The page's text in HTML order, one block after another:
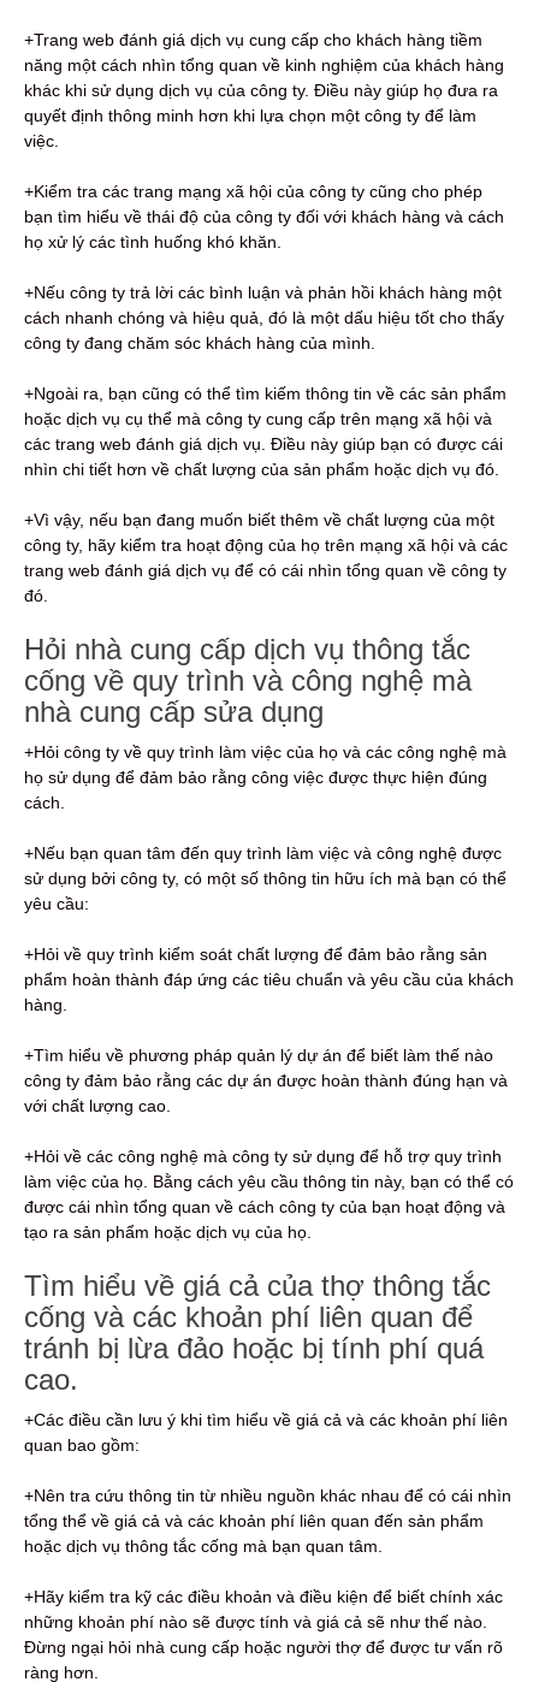
+Trang web đánh giá dịch vụ cung cấp cho khách hàng tiềm
năng một cách nhìn tổng quan về kinh nghiệm của khách hàng
khác khi sử dụng dịch vụ của công ty. Điều này giúp họ đưa ra
quyết định thông minh hơn khi lựa chọn một công ty để làm
việc.
+Kiểm tra các trang mạng xã hội của công ty cũng cho phép
bạn tìm hiểu về thái độ của công ty đối với khách hàng và cách
họ xử lý các tình huống khó khăn.
+Nếu công ty trả lời các bình luận và phản hồi khách hàng một
cách nhanh chóng và hiệu quả, đó là một dấu hiệu tốt cho thấy
công ty đang chăm sóc khách hàng của mình.
+Ngoài ra, bạn cũng có thể tìm kiếm thông tin về các sản phẩm
hoặc dịch vụ cụ thể mà công ty cung cấp trên mạng xã hội và
các trang web đánh giá dịch vụ. Điều này giúp bạn có được cái
nhìn chi tiết hơn về chất lượng của sản phẩm hoặc dịch vụ đó.
+Vì vậy, nếu bạn đang muốn biết thêm về chất lượng của một
công ty, hãy kiểm tra hoạt động của họ trên mạng xã hội và các
trang web đánh giá dịch vụ để có cái nhìn tổng quan về công ty
đó.
Hỏi nhà cung cấp dịch vụ thông tắc
cống về quy trình và công nghệ mà
nhà cung cấp sửa dụng
+Hỏi công ty về quy trình làm việc của họ và các công nghệ mà
họ sử dụng để đảm bảo rằng công việc được thực hiện đúng
cách.
+Nếu bạn quan tâm đến quy trình làm việc và công nghệ được
sử dụng bởi công ty, có một số thông tin hữu ích mà bạn có thể
yêu cầu:
+Hỏi về quy trình kiểm soát chất lượng để đảm bảo rằng sản
phẩm hoàn thành đáp ứng các tiêu chuẩn và yêu cầu của khách
hàng.
+Tìm hiểu về phương pháp quản lý dự án để biết làm thế nào
công ty đảm bảo rằng các dự án được hoàn thành đúng hạn và
với chất lượng cao.
+Hỏi về các công nghệ mà công ty sử dụng để hỗ trợ quy trình
làm việc của họ. Bằng cách yêu cầu thông tin này, bạn có thể có
được cái nhìn tổng quan về cách công ty của bạn hoạt động và
tạo ra sản phẩm hoặc dịch vụ của họ.
Tìm hiểu về giá cả của thợ thông tắc
cống và các khoản phí liên quan để
tránh bị lừa đảo hoặc bị tính phí quá
cao.
+Các điều cần lưu ý khi tìm hiểu về giá cả và các khoản phí liên
quan bao gồm:
+Nên tra cứu thông tin từ nhiều nguồn khác nhau để có cái nhìn
tổng thể về giá cả và các khoản phí liên quan đến sản phẩm
hoặc dịch vụ thông tắc cống mà bạn quan tâm.
+Hãy kiểm tra kỹ các điều khoản và điều kiện để biết chính xác
những khoản phí nào sẽ được tính và giá cả sẽ như thế nào.
Đừng ngại hỏi nhà cung cấp hoặc người thợ để được tư vấn rõ
ràng hơn.